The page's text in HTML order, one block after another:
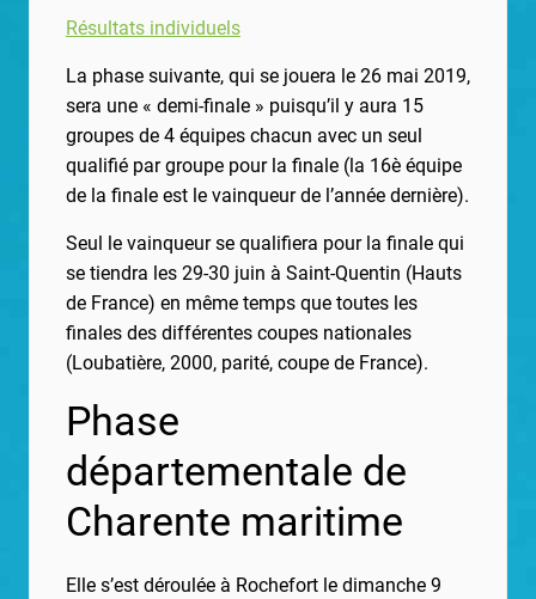
Résultats individuels
La phase suivante, qui se jouera le 26 mai 2019,
sera une « demi-finale » puisqu’il y aura 15
groupes de 4 équipes chacun avec un seul
qualifié par groupe pour la finale (la 16è équipe
de la finale est le vainqueur de l’année dernière).
Seul le vainqueur se qualifiera pour la finale qui
se tiendra les 29-30 juin à Saint-Quentin (Hauts
de France) en même temps que toutes les
finales des différentes coupes nationales
(Loubatière, 2000, parité, coupe de France).
Phase
départementale de
Charente maritime
Elle s’est déroulée à Rochefort le dimanche 9